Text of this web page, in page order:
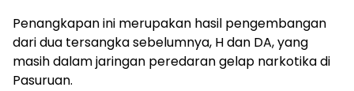
Penangkapan ini merupakan hasil pengembangan
dari dua tersangka sebelumnya, H dan DA, yang
masih dalam jaringan peredaran gelap narkotika di
Pasuruan.